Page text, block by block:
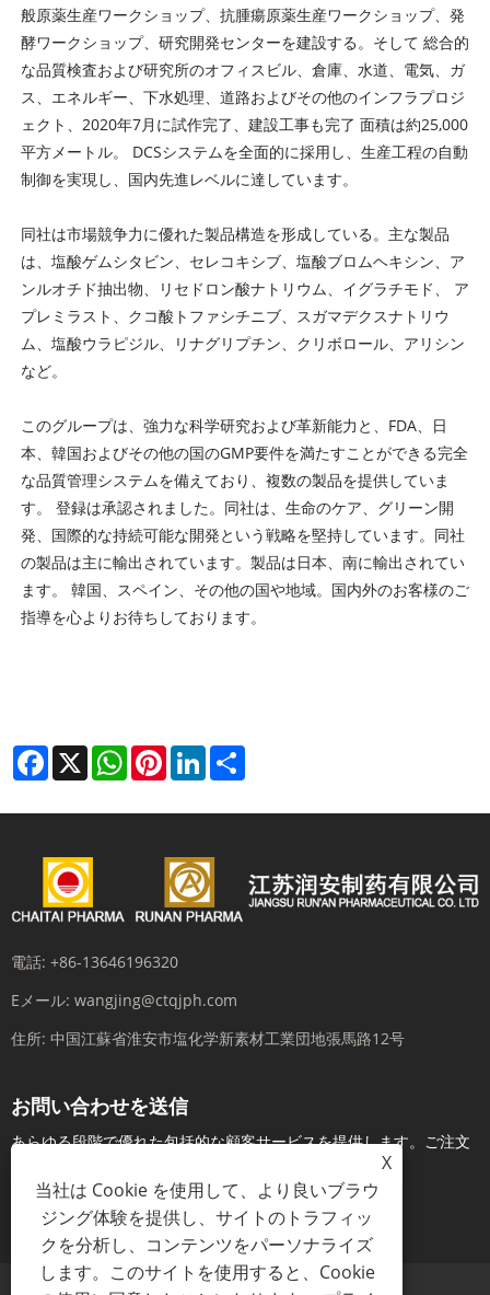
般原薬生産ワークショップ、抗腫瘍原薬生産ワークショップ、発
酵ワークショップ、研究開発センターを建設する。そして 総合的
な品質検査および研究所のオフィスビル、倉庫、水道、電気、ガ
ス、エネルギー、下水処理、道路およびその他のインフラプロジ
ェクト、2020年7月に試作完了、建設工事も完了 面積は約25,000
平方メートル。 DCSシステムを全面的に採用し、生産工程の自動
制御を実現し、国内先進レベルに達しています。
同社は市場競争力に優れた製品構造を形成している。主な製品
は、塩酸ゲムシタビン、セレコキシブ、塩酸ブロムヘキシン、ア
ンルオチド抽出物、リセドロン酸ナトリウム、イグラチモド、 ア
プレミラスト、クコ酸トファシチニブ、スガマデクスナトリウ
ム、塩酸ウラピジル、リナグリプチン、クリボロール、アリシン
など。
このグループは、強力な科学研究および革新能力と、FDA、日
本、韓国およびその他の国のGMP要件を満たすことができる完全
な品質管理システムを備えており、複数の製品を提供していま
す。 登録は承認されました。同社は、生命のケア、グリーン開
発、国際的な持続可能な開発という戦略を堅持しています。同社
の製品は主に輸出されています。製品は日本、南に輸出されてい
ます。 韓国、スペイン、その他の国や地域。国内外のお客様のご
指導を心よりお待ちしております。
Facebook
X WhatsAppPinterestLinkedIn
電話: +86-13646196320
Eメール: wangjing@ctqjph.com
住所: 中国江蘇省淮安市塩化学新素材工業団地張馬路12号
お問い合わせを送信
あらゆる段階で優れた包括的な顧客サービスを提供します。ご注文
今すぐお問い合わせ
X
当社は Cookie を使用して、より良いブラウ
ジング体験を提供し、サイトのトラフィッ
クを分析し、コンテンツをパーソナライズ
します。このサイトを使用すると、Cookie